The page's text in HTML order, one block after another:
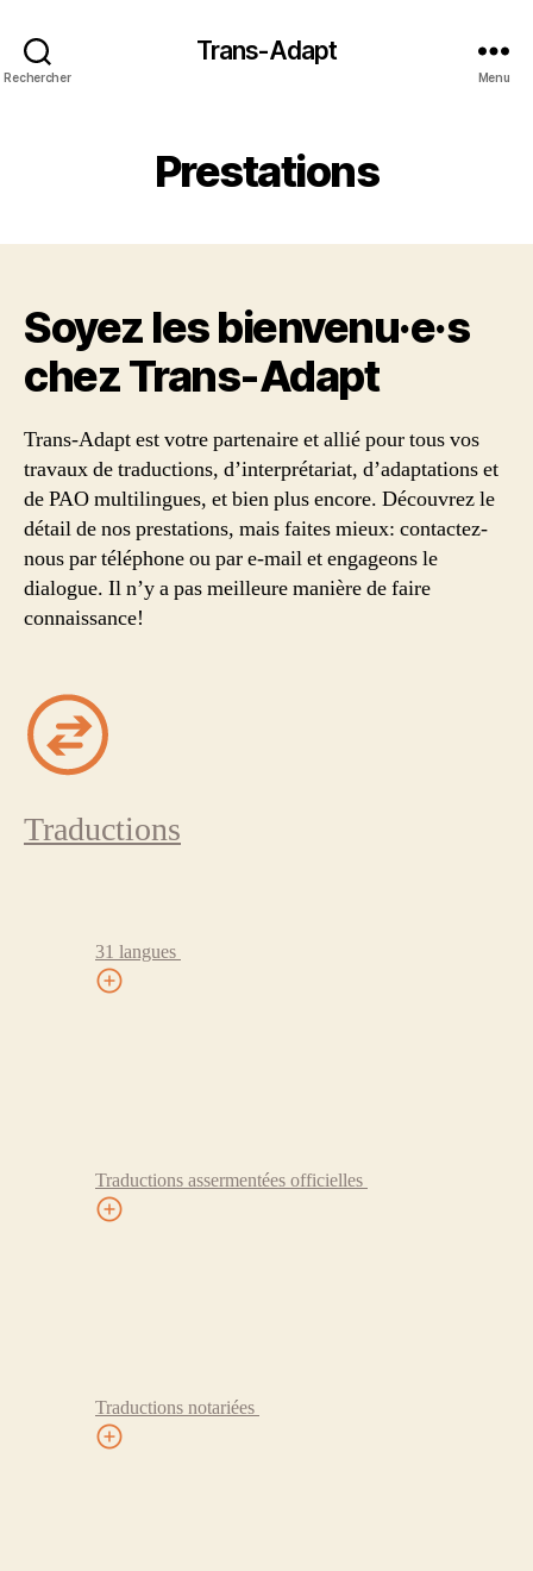
Rechercher
Trans-Adapt
Menu
Prestations
Soyez les bienvenu·e·s
chez Trans‑Adapt
Trans-Adapt est votre partenaire et allié pour tous vos
travaux de traductions, d’interprétariat, d’adaptations et
de PAO multilingues, et bien plus encore. Découvrez le
détail de nos prestations, mais faites mieux: contactez-
nous par téléphone ou par e-mail et engageons le
dialogue. Il n’y a pas meilleure manière de faire
connaissance!
Traductions
31 langues
Traductions assermentées officielles
Traductions notariées